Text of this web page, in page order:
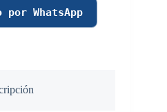
WhatsApp